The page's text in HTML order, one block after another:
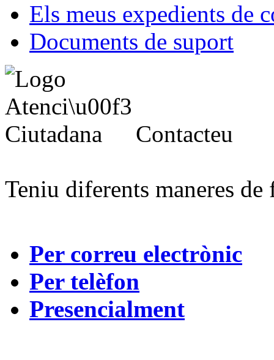
Els meus expedients de
Documents de suport
Contacteu
Teniu diferents maneres de
Per correu electrònic
Per telèfon
Presencialment